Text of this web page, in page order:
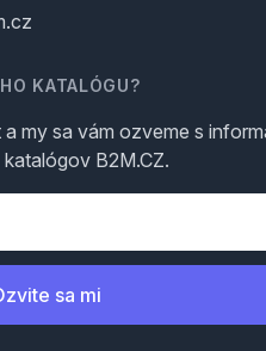
KATALÓGU?
my sa vám ozveme s
B2M.CZ.
sa mi